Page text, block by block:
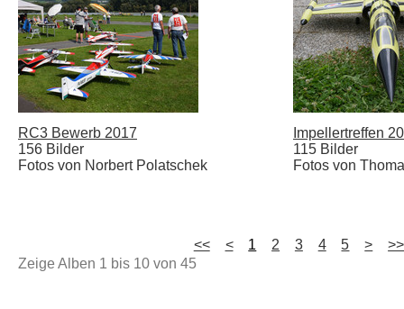
RC3 Bewerb 2017
156 Bilder
Fotos von Norbert Polatschek
Impellertreffen
115 Bilder
Fotos von
<< < 1 2 3 4 5 >
>>
Zeige Alben 1 bis 10 von 45